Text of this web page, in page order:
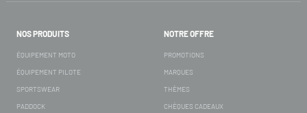
NOS PRODUITS
ÉQUIPEMENT MOTO
ÉQUIPEMENT PILOTE
SPORTSWEAR
PADDOCK
NOTRE OFFRE
PROMOTIONS
MARQUES
THÈMES
CHÈQUES CADEAUX